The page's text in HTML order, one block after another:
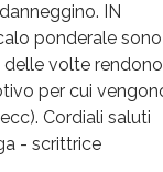
IN
ponderale sono
delle volte rendono
per cui
Cordiali saluti
- scrittrice